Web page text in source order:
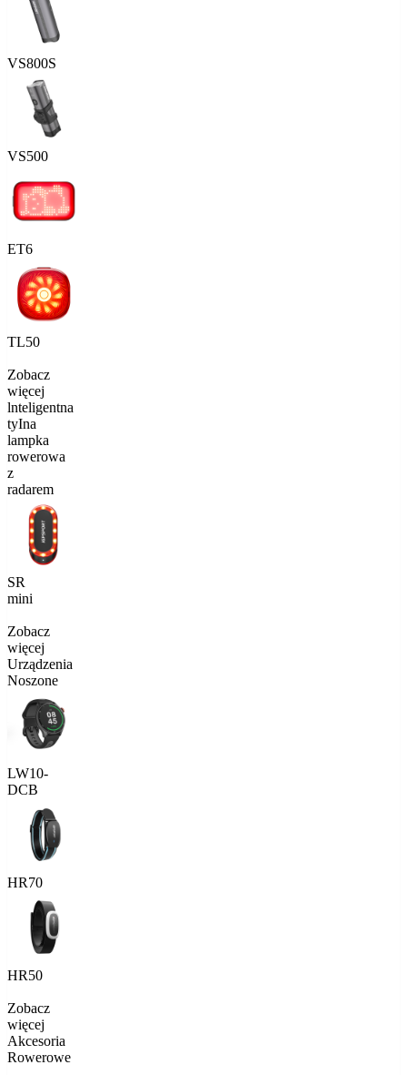
VS800S
VS500
ET6
TL50
Zobacz
więcej
lnteligentna
tyIna
lampka
rowerowa
z
radarem
SR
mini
Zobacz
więcej
Urządzenia
Noszone
LW10-
DCB
HR70
HR50
Zobacz
więcej
Akcesoria
Rowerowe